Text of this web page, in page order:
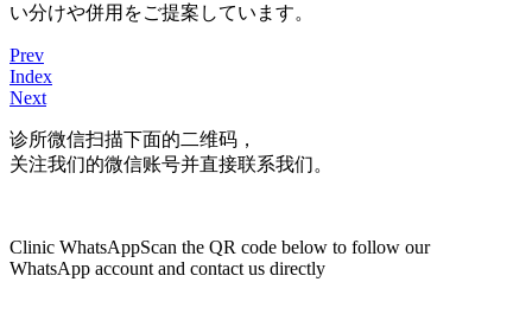
い分けや併用をご提案しています。
Prev
Index
Next
诊所微信扫描下面的二维码，
关注我们的微信账号并直接联系我们。
Clinic WhatsAppScan the QR code below to follow our
WhatsApp account and contact us directly